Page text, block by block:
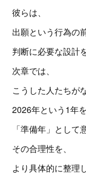
彼らは、
出願という行為の前
判断に必要な設計
次章では、
こうした人たちが
2026年という1年を
「準備年」として
その合理性を、
より具体的に整理